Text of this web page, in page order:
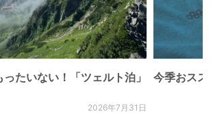
たいない！「ツェルト泊」
2026年7月31日
今季おスス